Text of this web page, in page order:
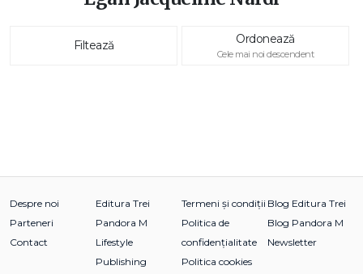
Filtează Ordonează
Cele mai noi descendent
Despre noi
Parteneri
Contact
Editura Trei
Pandora M
Lifestyle
Publishing
Termeni și condiții
Politica de
confidențialitate
Politica cookies
Blog Editura Trei
Blog Pandora M
Newsletter